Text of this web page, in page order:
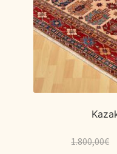
1.800,00€